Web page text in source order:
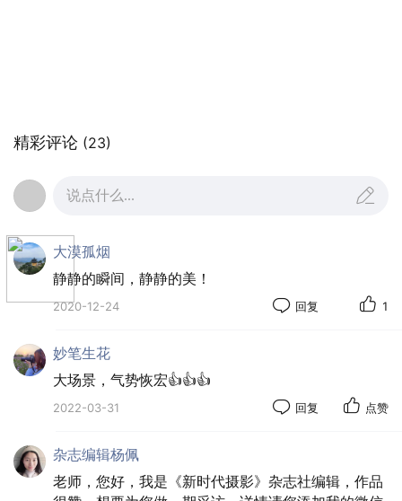
精彩评论 (23)
说点什么...
大漠孤烟
静静的瞬间，静静的美！
2020-12-24 回复 1
妙笔生花
大场景，气势恢宏👍👍👍
2022-03-31 回复 点赞
杂志编辑杨佩
老师，您好，我是《新时代摄影》杂志社编辑，作品